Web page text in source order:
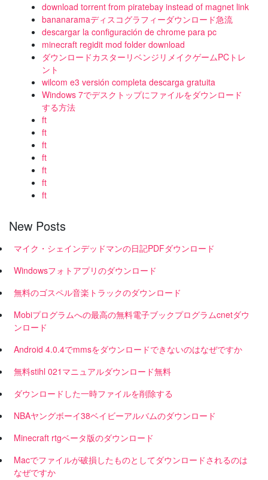
download torrent from piratebay instead of magnet link
bananaramaディスコグラフィーダウンロード急流
descargar la configuración de chrome para pc
minecraft regidit mod folder download
ダウンロードカスターリベンジリメイクゲームPCトレ
ント
wilcom e3 versión completa descarga gratuita
Windows 7でデスクトップにファイルをダウンロード
する方法
ft
ft
ft
ft
ft
ft
ft
New Posts
マイク・シェインデッドマンの日記PDFダウンロード
Windowsフォトアプリのダウンロード
無料のゴスペル音楽トラックのダウンロード
Mobiプログラムへの最高の無料電子ブックプログラムcnetダウ
ンロード
Android 4.0.4でmmsをダウンロードできないのはなぜですか
無料stihl 021マニュアルダウンロード無料
ダウンロードした一時ファイルを削除する
NBAヤングボーイ38ベイビーアルバムのダウンロード
Minecraft rtgベータ版のダウンロード
Macでファイルが破損したものとしてダウンロードされるのは
なぜですか